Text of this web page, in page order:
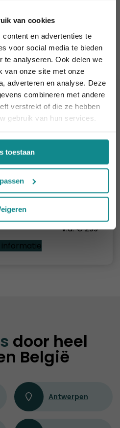
van cookies
en advertenties te
voor social media te bieden
te analyseren. Ook delen we
van onze site met onze
adverteren en analyse. Deze
combineren met andere
verstrekt of die ze hebben
gebruik van hun services.
toestaan
mogelijk ook
v.a. € 299
informatie
door heel
België
Antwerpen
t.e.m. 15 augustus,
zomeractie definitief.